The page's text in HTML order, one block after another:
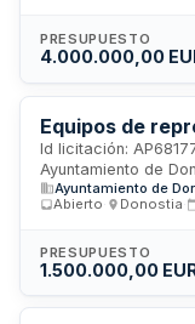
PRESUPUESTO
4.000.000,00
Equipos de
Id licitación:
Ayuntamiento de
Local; Valor
Ayuntamiento de
Abierto
Donostia
PRESUPUESTO
1.500.000,00